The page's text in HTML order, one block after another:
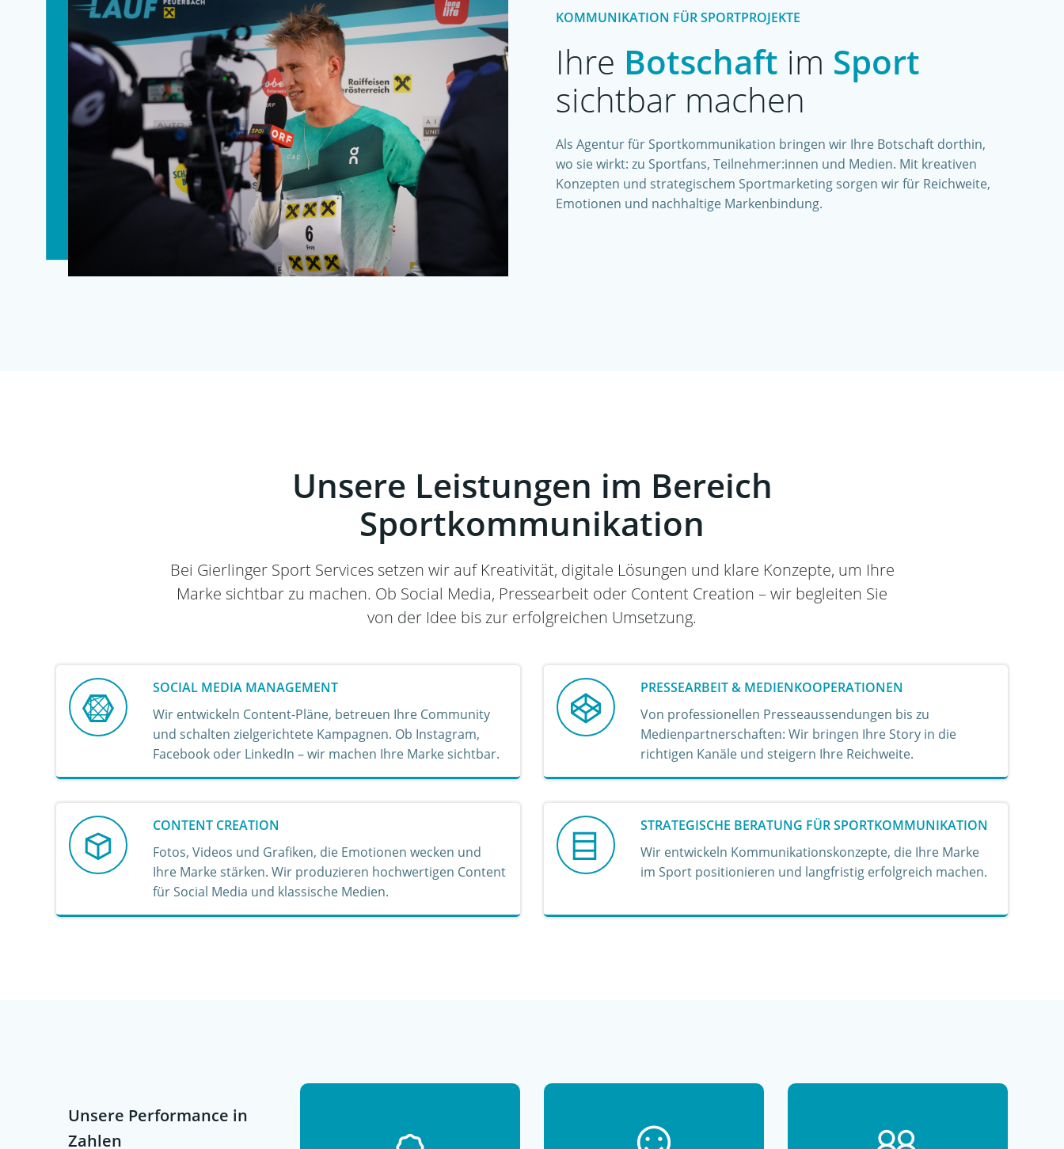
KOMMUNIKATION FÜR SPORTPROJEKTE
Ihre Botschaft im Sport
sichtbar machen
Als Agentur für Sportkommunikation bringen wir Ihre Botschaft dorthin,
wo sie wirkt: zu Sportfans, Teilnehmer:innen und Medien. Mit kreativen
Konzepten und strategischem Sportmarketing sorgen wir für Reichweite,
Emotionen und nachhaltige Markenbindung.
Unsere Leistungen im Bereich
Sportkommunikation
Bei Gierlinger Sport Services setzen wir auf Kreativität, digitale Lösungen und klare Konzepte, um Ihre
Marke sichtbar zu machen. Ob Social Media, Pressearbeit oder Content Creation – wir begleiten Sie
von der Idee bis zur erfolgreichen Umsetzung.
SOCIAL MEDIA MANAGEMENT
Wir entwickeln Content-Pläne, betreuen Ihre Community
und schalten zielgerichtete Kampagnen. Ob Instagram,
Facebook oder LinkedIn – wir machen Ihre Marke sichtbar.
PRESSEARBEIT & MEDIENKOOPERATIONEN
Von professionellen Presseaussendungen bis zu
Medienpartnerschaften: Wir bringen Ihre Story in die
richtigen Kanäle und steigern Ihre Reichweite.
CONTENT CREATION
Fotos, Videos und Grafiken, die Emotionen wecken und
Ihre Marke stärken. Wir produzieren hochwertigen Content
für Social Media und klassische Medien.
STRATEGISCHE BERATUNG FÜR SPORTKOMMUNIKATION
Wir entwickeln Kommunikationskonzepte, die Ihre Marke
im Sport positionieren und langfristig erfolgreich machen.
Unsere Performance in
Zahlen